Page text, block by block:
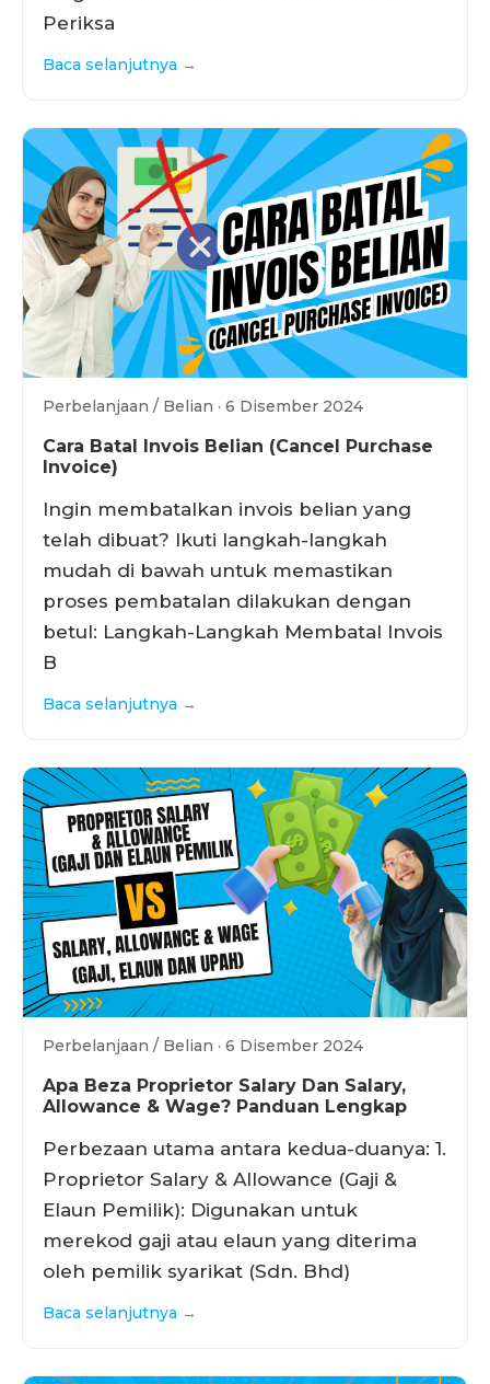
Periksa
Baca selanjutnya →
Perbelanjaan / Belian · 6 Disember 2024
Cara Batal Invois Belian (Cancel Purchase
Invoice)
Ingin membatalkan invois belian yang
telah dibuat? Ikuti langkah-langkah
mudah di bawah untuk memastikan
proses pembatalan dilakukan dengan
betul: Langkah-Langkah Membatal Invois
B
Baca selanjutnya →
Perbelanjaan / Belian · 6 Disember 2024
Apa Beza Proprietor Salary Dan Salary,
Allowance & Wage? Panduan Lengkap
Perbezaan utama antara kedua-duanya: 1.
Proprietor Salary & Allowance (Gaji &
Elaun Pemilik): Digunakan untuk
merekod gaji atau elaun yang diterima
oleh pemilik syarikat (Sdn. Bhd)
Baca selanjutnya →